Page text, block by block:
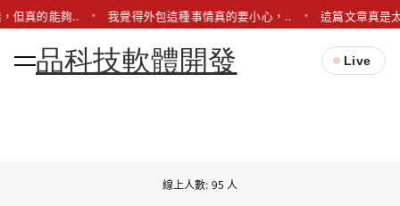
但真的能夠.. 我覺得外包這種事情真的要小心，.. 這篇文章真是
品科技軟體開發 Live
線上人數: 95 人